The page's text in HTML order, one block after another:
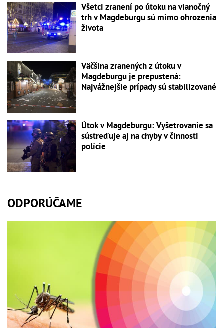
Všetci zranení po útoku na vianočný
trh v Magdeburgu sú mimo ohrozenia
života
Väčšina zranených z útoku v
Magdeburgu je prepustená:
Najvážnejšie prípady sú stabilizované
Útok v Magdeburgu: Vyšetrovanie sa
sústreďuje aj na chyby v činnosti
polície
ODPORÚČAME